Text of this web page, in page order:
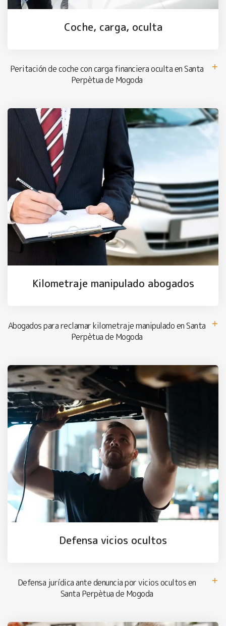
Coche, carga, oculta
Peritación de coche con carga financiera oculta en Santa
Perpètua de Mogoda
Kilometraje manipulado abogados
Abogados para reclamar kilometraje manipulado en Santa
Perpètua de Mogoda
Defensa vicios ocultos
Defensa jurídica ante denuncia por vicios ocultos en
Santa Perpètua de Mogoda